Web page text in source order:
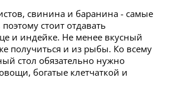
свинина и баранина - самые
стоит отдавать
и индейке. Не менее вкусный
получиться и из рыбы. Ко всему
стол обязательно нужно
богатые клетчаткой и